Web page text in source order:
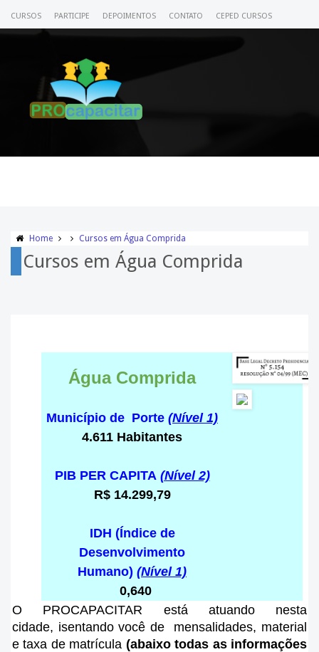
CURSOS PARTICIPE DEPOIMENTOS CONTATO CEPED CURSOS
Home Cursos em Água Comprida
Cursos em Água Comprida
Água Comprida
Município de Porte (Nível 1)
4.611 Habitantes
PIB PER CAPITA (Nível 2)
R$ 14.299,79
IDH (Índice de
Desenvolvimento
Humano) (Nível 1)
0,640
O PROCAPACITAR está atuando nesta
cidade, isentando você de mensalidades, material
e taxa de matrícula (abaixo todas as informações